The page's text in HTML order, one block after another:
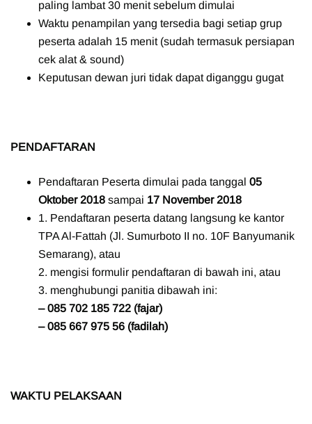
paling lambat 30 menit sebelum dimulai
Waktu penampilan yang tersedia bagi setiap grup
peserta adalah 15 menit (sudah termasuk persiapan
cek alat & sound)
Keputusan dewan juri tidak dapat diganggu gugat
PENDAFTARAN
Pendaftaran Peserta dimulai pada tanggal 05
Oktober 2018 sampai 17 November 2018
1. Pendaftaran peserta datang langsung ke kantor
TPA Al-Fattah (Jl. Sumurboto II no. 10F Banyumanik
Semarang), atau
2. mengisi formulir pendaftaran di bawah ini, atau
3. menghubungi panitia dibawah ini:
– 085 702 185 722 (fajar)
– 085 667 975 56 (fadilah)
WAKTU PELAKSAAN